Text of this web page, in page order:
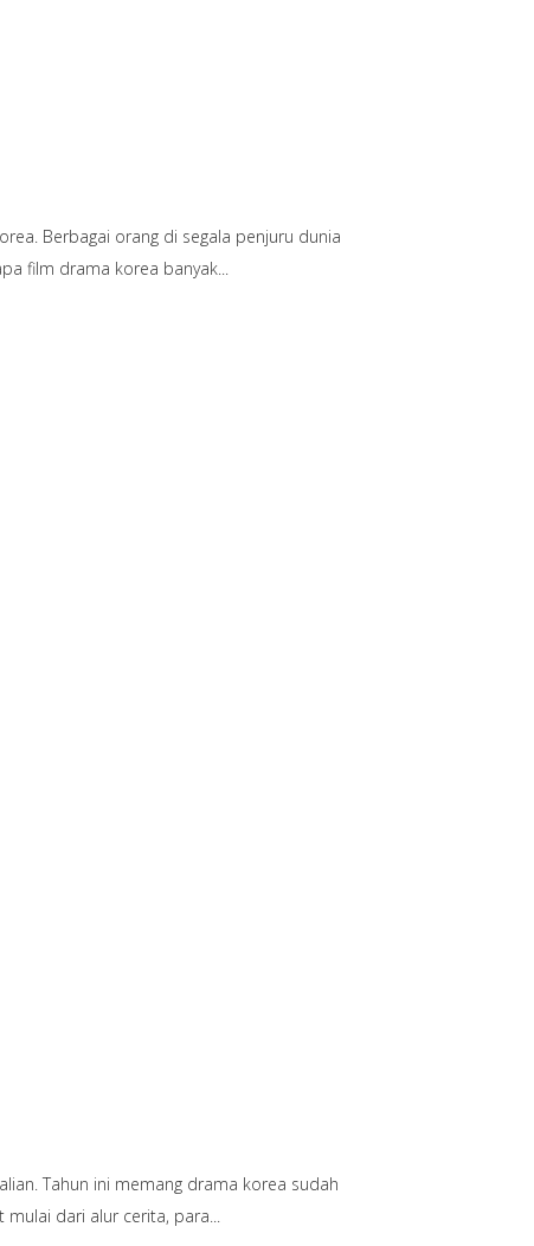
Berbagai orang di segala penjuru dunia
film drama korea banyak
Tahun ini memang drama korea sudah
mulai dari alur cerita, para